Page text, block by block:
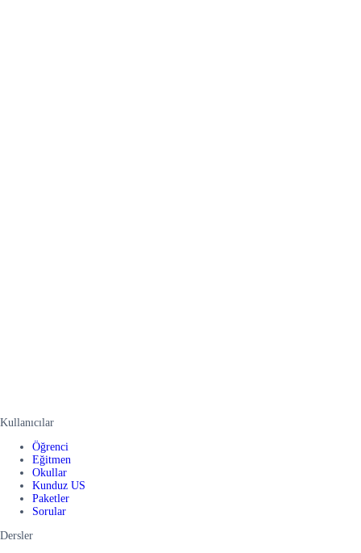
Kullanıcılar
Öğrenci
Eğitmen
Okullar
Kunduz US
Paketler
Sorular
Dersler